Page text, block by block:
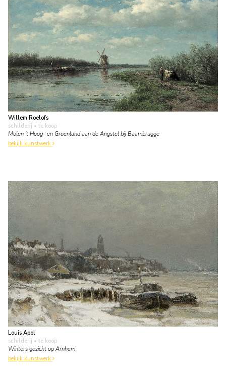
Willem Roelofs
schilderij • te koop
Molen 't Hoog- en Groenland aan de Angstel bij Baambrugge
bekijk kunstwerk
Louis Apol
schilderij • te koop
Winters gezicht op Arnhem
bekijk kunstwerk